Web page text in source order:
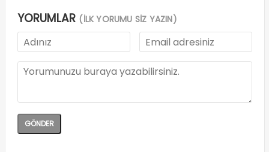
YORUMLAR (İLK YORUMU SİZ YAZIN)